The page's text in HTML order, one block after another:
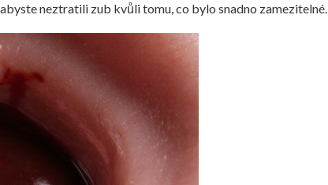
neztratili zub kvůli tomu, co bylo snadno zamezitelné.